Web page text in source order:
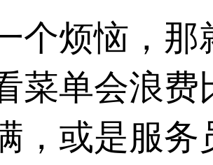
个烦恼，那
菜单会浪费
，或是服务